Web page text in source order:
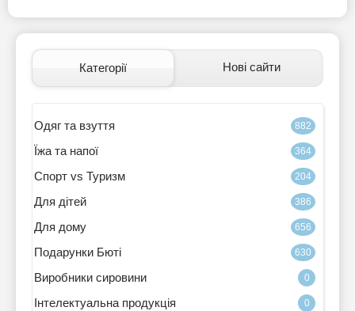
Категорії Нові сайти
Одяг та взуття 882
Їжа та напої 364
Спорт vs Туризм 204
Для дітей 386
Для дому 656
Подарунки Бюті 630
Виробники сировини 0
Інтелектуальна продукція 0